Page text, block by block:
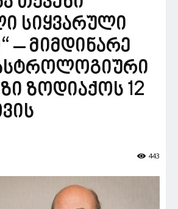
სიყვარული
– მიმდინარე
ზოდიაქოს 12
443